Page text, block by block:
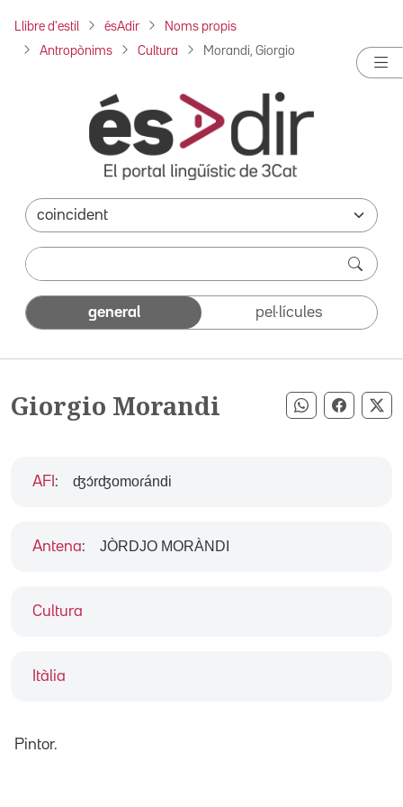
Llibre d'estil ésAdir Noms propis
Antropònims Cultura Morandi, Giorgio
general pel·lícules
Giorgio Morandi Compartir
Cultura
Itàlia
AFI : ʤɔ́rʤomoɾándi
Antena: JÒRDJO MORÀNDI
Pintor.